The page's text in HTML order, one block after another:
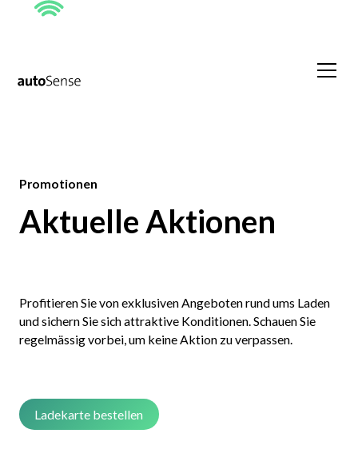
Promotionen
Aktuelle Aktionen
Profitieren Sie von exklusiven Angeboten rund ums Laden
und sichern Sie sich attraktive Konditionen. Schauen Sie
regelmässig vorbei, um keine Aktion zu verpassen.
Ladekarte bestellen